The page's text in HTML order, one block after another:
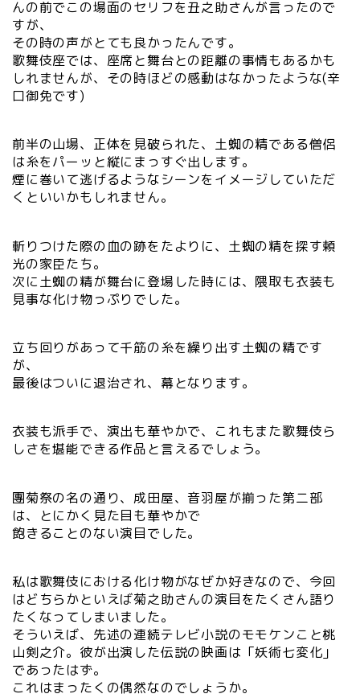
んの前でこの場面のセリフを丑之助さんが言ったので
すが、
その時の声がとても良かったんです。
歌舞伎座では、座席と舞台との距離の事情もあるかも
しれませんが、その時ほどの感動はなかったような(辛
口御免です)
前半の山場、正体を見破られた、土蜘の精である僧侶
は糸をパーッと縦にまっすぐ出します。
煙に巻いて逃げるようなシーンをイメージしていただ
くといいかもしれません。
斬りつけた際の血の跡をたよりに、土蜘の精を探す頼
光の家臣たち。
次に土蜘の精が舞台に登場した時には、隈取も衣装も
見事な化け物っぷりでした。
立ち回りがあって千筋の糸を繰り出す土蜘の精です
が、
最後はついに退治され、幕となります。
衣装も派手で、演出も華やかで、これもまた歌舞伎ら
しさを堪能できる作品と言えるでしょう。
團菊祭の名の通り、成田屋、音羽屋が揃った第二部
は、とにかく見た目も華やかで
飽きることのない演目でした。
私は歌舞伎における化け物がなぜか好きなので、今回
はどちらかといえば菊之助さんの演目をたくさん語り
たくなってしまいました。
そういえば、先述の連続テレビ小説のモモケンこと桃
山剣之介。彼が出演した伝説の映画は「妖術七変化」
であったはず。
これはまったくの偶然なのでしょうか。